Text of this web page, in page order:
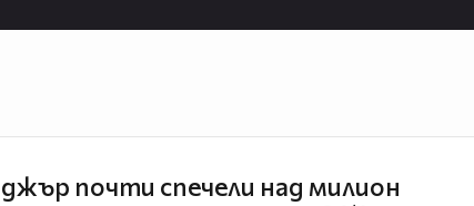
почти спечели над милион